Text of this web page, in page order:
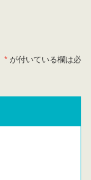
* が付いている欄は必